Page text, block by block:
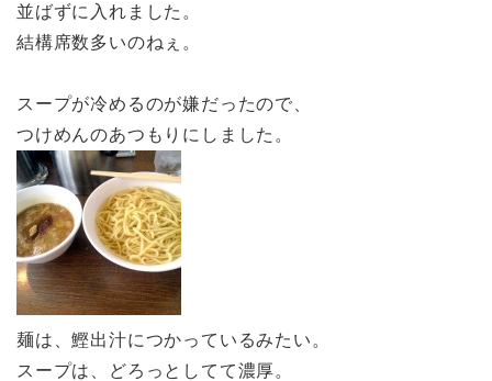
並ばずに入れました。
結構席数多いのねぇ。
スープが冷めるのが嫌だったので、
つけめんのあつもりにしました。
麺は、鰹出汁につかっているみたい。
スープは、どろっとしてて濃厚。